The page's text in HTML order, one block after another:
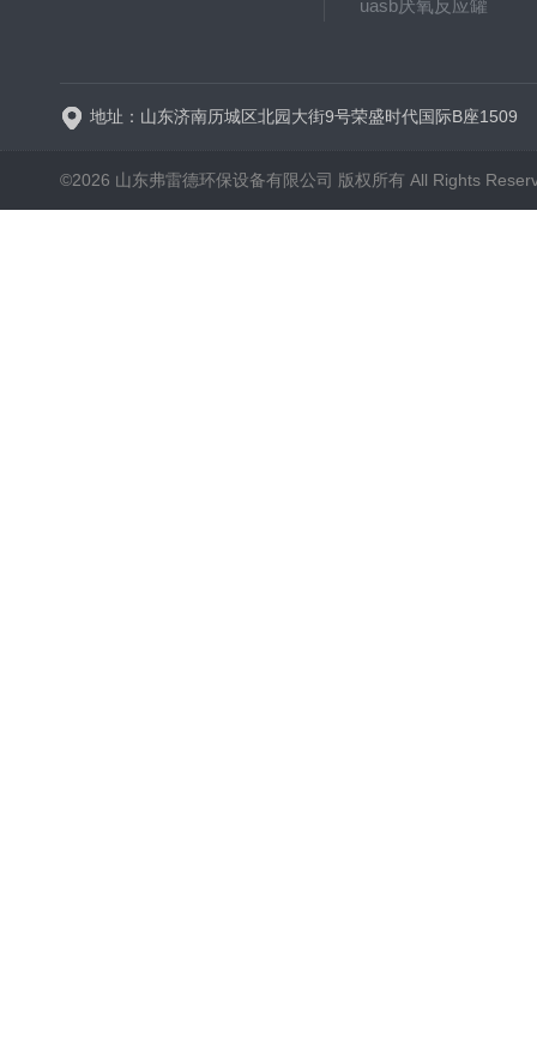
uasb厌氧反应罐
地址：山东济南历城区北园大街9号荣盛时代国际B座1509
©2026 山东弗雷德环保设备有限公司 版权所有 All Rights